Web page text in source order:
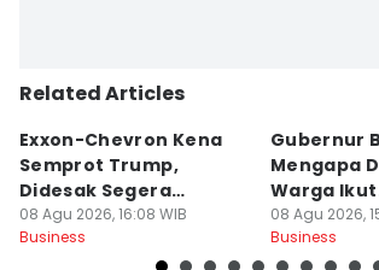
Related Articles
Exxon-Chevron Kena
Semprot Trump,
Didesak Segera
Turunkan Harga BBM
08 Agu 2026, 16:08 WIB
Business
Gubernur
Mengapa
Warga Ikut
08 Agu 2026,
Business